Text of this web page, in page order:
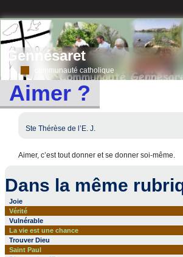
Gennésaret
communauté catholique
Aimer ?
Ste Thérèse de l’E. J.
Aimer, c’est tout donner et se donner soi-même.
Dans la même
Joie
Vérité
Vulnérable
La vie est une chance
Trouver Dieu
Saint Paul